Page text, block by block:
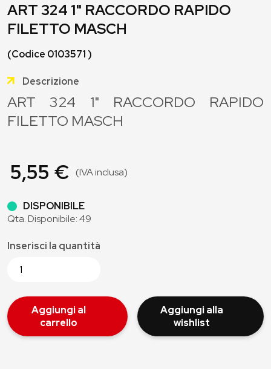
ART 324 1" RACCORDO RAPIDO
FILETTO MASCH
(Codice 0103571 )
Descrizione
ART 324 1" RACCORDO RAPIDO
FILETTO MASCH
5,55 € (IVA inclusa)
DISPONIBILE
Qta. Disponibile: 49
Inserisci la quantità
Aggiungi al
carrello
Aggiungi alla
wishlist